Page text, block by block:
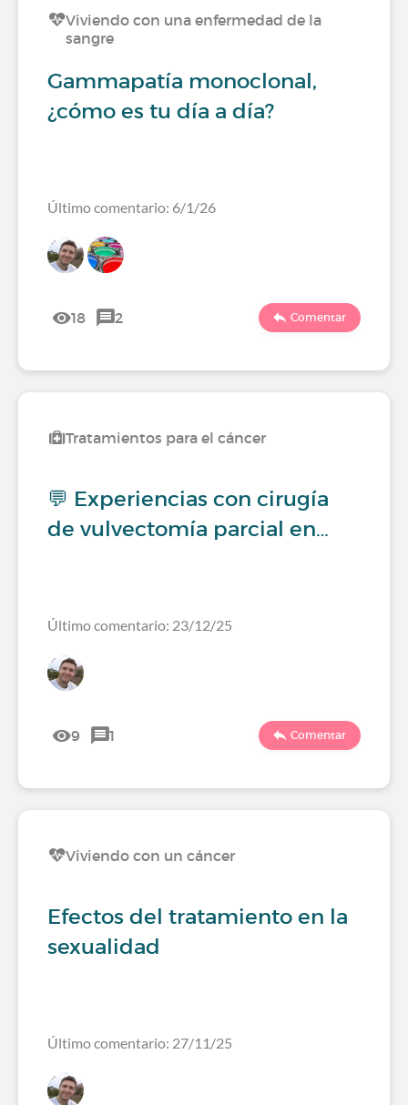
Viviendo con una enfermedad de la
sangre
Gammapatía monoclonal,
¿cómo es tu día a día?
Último comentario: 6/1/26
18 2 Comentar
Tratamientos para el cáncer
💬 Experiencias con cirugía
de vulvectomía parcial en…
Último comentario: 23/12/25
9 1 Comentar
Viviendo con un cáncer
Efectos del tratamiento en la
sexualidad
Último comentario: 27/11/25